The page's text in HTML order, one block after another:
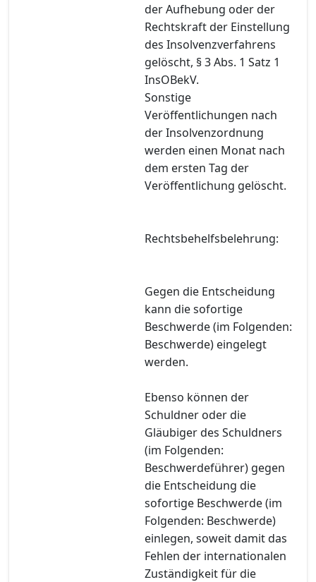
der Aufhebung oder der
Rechtskraft der Einstellung
des Insolvenzverfahrens
gelöscht, § 3 Abs. 1 Satz 1
InsOBekV.
Sonstige
Veröffentlichungen nach
der Insolvenzordnung
werden einen Monat nach
dem ersten Tag der
Veröffentlichung gelöscht.
Rechtsbehelfsbelehrung:
Gegen die Entscheidung
kann die sofortige
Beschwerde (im Folgenden:
Beschwerde) eingelegt
werden.
Ebenso können der
Schuldner oder die
Gläubiger des Schuldners
(im Folgenden:
Beschwerdeführer) gegen
die Entscheidung die
sofortige Beschwerde (im
Folgenden: Beschwerde)
einlegen, soweit damit das
Fehlen der internationalen
Zuständigkeit für die